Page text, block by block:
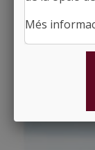
Més